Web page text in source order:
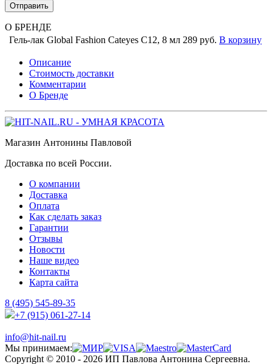
Отправить
О БРЕНДЕ
Гель-лак Global Fashion Cateyes C12, 8 мл 289 руб. В корзину
Описание
Стоимость доставки
Комментарии
О Бренде
Магазин Антонины Павловой
Доставка по всей России.
О компании
Доставка
Оплата
Как сделать заказ
Гарантии
Отзывы
Новости
Наше видео
Контакты
Карта сайта
8 (495) 545-89-35
+7 (915) 061-27-14
info@hit-nail.ru
Мы принимаем:
Copyright © 2010 - 2026 ИП Павлова Антонина Сергеевна.